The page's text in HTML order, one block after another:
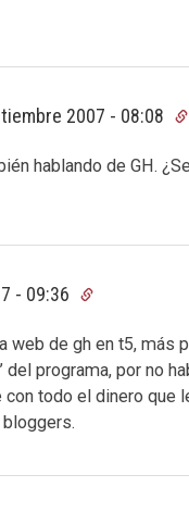
2007 - 08:08
hablando de GH.
- 09:36
web de gh en t5, más
del programa, por no
todo el dinero que